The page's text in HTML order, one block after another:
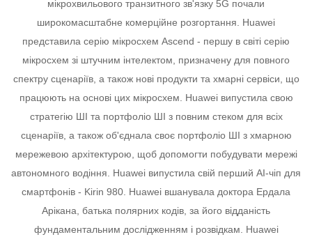
мікрохвильового транзитного зв'язку 5G почали
широкомасштабне комерційне розгортання. Huawei
представила серію мікросхем Ascend - першу в світі серію
мікросхем зі штучним інтелектом, призначену для повного
спектру сценаріїв, а також нові продукти та хмарні сервіси, що
працюють на основі цих мікросхем. Huawei випустила свою
стратегію ШІ та портфоліо ШІ з повним стеком для всіх
сценаріїв, а також об'єднала своє портфоліо ШІ з хмарною
мережевою архітектурою, щоб допомогти побудувати мережі
автономного водіння. Huawei випустила свій перший АІ-чіп для
смартфонів - Kirin 980. Huawei вшанувала доктора Ердала
Арікана, батька полярних кодів, за його відданість
фундаментальним дослідженням і розвідкам. Huawei